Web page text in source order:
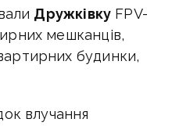
Дружківку FPV-
мешканців,
будинки,
влучання